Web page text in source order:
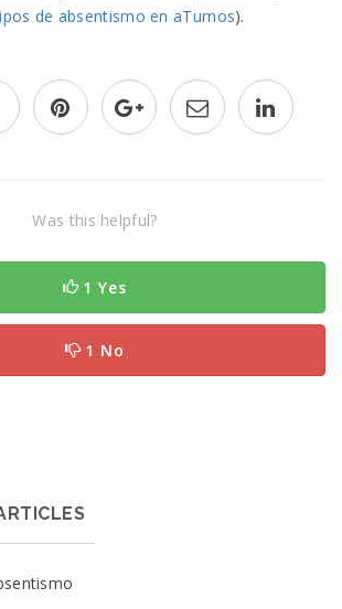
de absentismo en aTurnos).
Was this helpful?
1 Yes
1 No